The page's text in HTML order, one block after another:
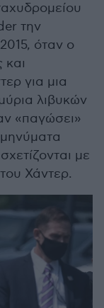
την
όταν ο
και
για μια
λιβυκών
«παγώσει»
με
Χάντερ.